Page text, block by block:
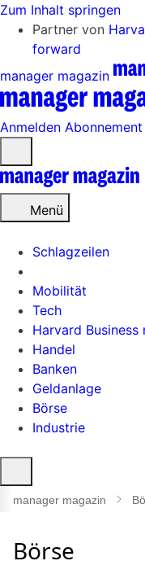
Zum Inhalt springen
Partner von
forward
manager magazin
Anmelden Abonnement
öffnen
Menü
Schlagzeilen
Mobilität
Tech
Harvard Business
Handel
Banken
Geldanlage
Börse
Industrie
öffnen
manager magazin